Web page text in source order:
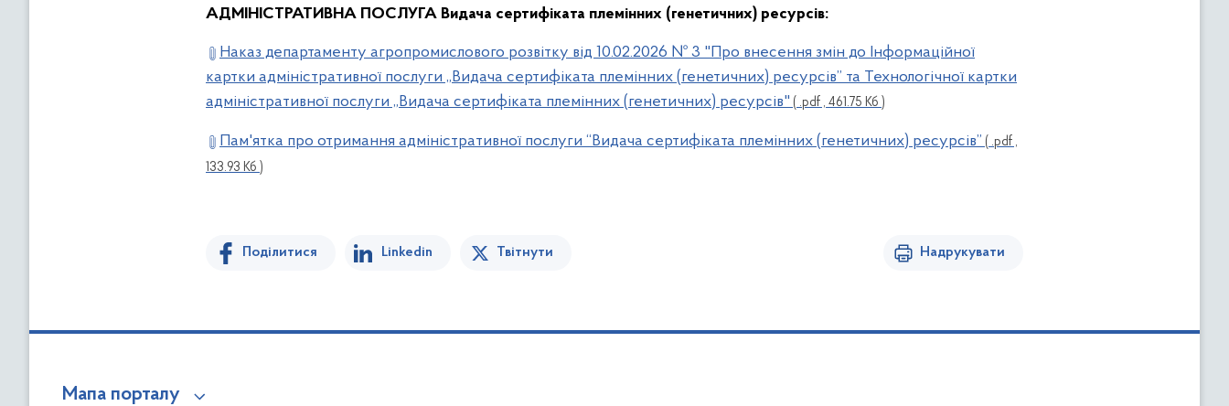
АДМІНІСТРАТИВНА ПОСЛУГА Видача сертифіката племінних (генетичних) ресурсів:
Наказ департаменту агропромислового розвітку від 10.02.2026 № 3 "Про внесення змін до Інформаційної
картки адміністративної послуги „Видача сертифіката племінних (генетичних) ресурсів” та Технологічної картки
адміністративної послуги „Видача сертифіката племінних (генетичних) ресурсів" ( .pdf , 461.75 Кб )
Пам'ятка про отримання адміністративної послуги “Видача сертифіката племінних (генетичних) ресурсів” ( .pdf ,
133.93 Кб )
Поділитися Linkedin Твітнути Надрукувати
Мапа порталу